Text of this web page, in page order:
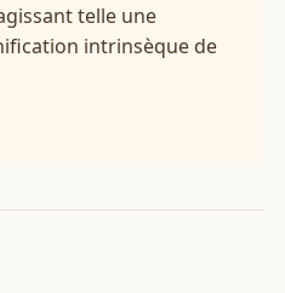
telle une
intrinsèque de